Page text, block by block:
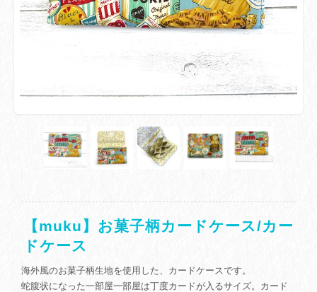
【muku】お菓子柄カードケース/カー
ドケース
海外風のお菓子柄生地を使用した、カードケースです。
蛇腹状になった一部屋一部屋は丁度カードが入るサイズ。カード